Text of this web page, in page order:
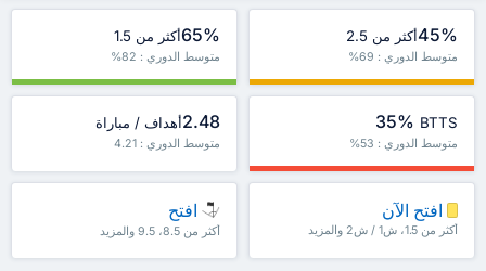
45%أكثر من 2.5
متوسط الدوري : 69%
65%أكثر من 1.5
متوسط الدوري : 82%
35% BTTS
متوسط الدوري : 53%
2.48أهداف / مباراة
متوسط الدوري : 4.21
افتح الآن
أكثر من 1.5، ش1 / ش2 والمزيد
افتح
أكثر من 8.5، 9.5 والمزيد